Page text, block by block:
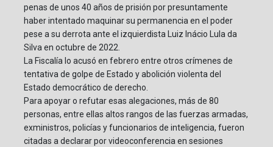
penas de unos 40 años de prisión por presuntamente
haber intentado maquinar su permanencia en el poder
pese a su derrota ante el izquierdista Luiz Inácio Lula da
Silva en octubre de 2022.
La Fiscalía lo acusó en febrero entre otros crímenes de
tentativa de golpe de Estado y abolición violenta del
Estado democrático de derecho.
Para apoyar o refutar esas alegaciones, más de 80
personas, entre ellas altos rangos de las fuerzas armadas,
exministros, policías y funcionarios de inteligencia, fueron
citadas a declarar por videoconferencia en sesiones